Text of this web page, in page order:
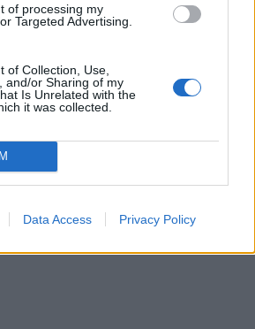
of processing my
Targeted Advertising.
of Collection, Use,
and/or Sharing of my
Is Unrelated with the
it was collected.
Data Access Privacy Policy